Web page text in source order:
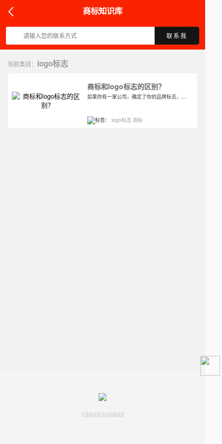
商标知识库
联系我
当前类目： logo标志
商标和logo标志的区别？
标签： logo标志 商标
18868306888